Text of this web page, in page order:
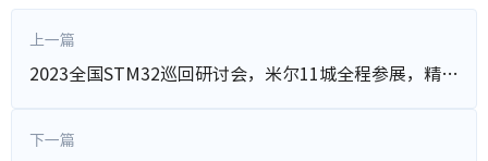
上一篇
2023全国STM32巡回研讨会，米尔11城全程参展，精彩集锦！
下一篇